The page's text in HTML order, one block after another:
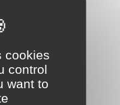
cookies
control
want to